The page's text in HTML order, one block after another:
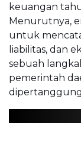
keuangan
Menurutnya,
untuk
liabilitas, dan
sebuah
pemerintah